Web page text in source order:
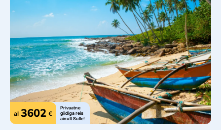
al 3602 €
Privaatne
giidiga reis
ainult Sulle!